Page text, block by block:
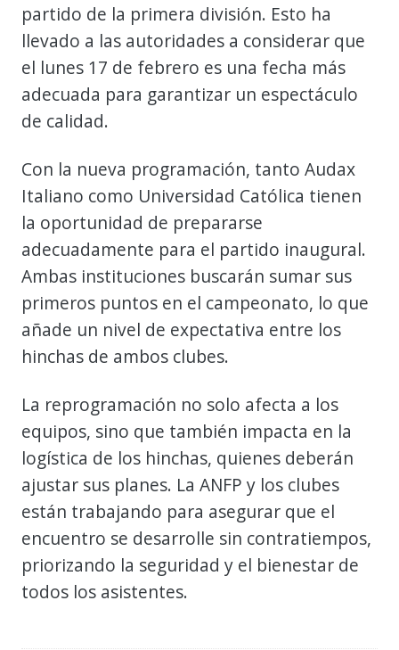
partido de la primera división. Esto ha
llevado a las autoridades a considerar que
el lunes 17 de febrero es una fecha más
adecuada para garantizar un espectáculo
de calidad.
Con la nueva programación, tanto Audax
Italiano como Universidad Católica tienen
la oportunidad de prepararse
adecuadamente para el partido inaugural.
Ambas instituciones buscarán sumar sus
primeros puntos en el campeonato, lo que
añade un nivel de expectativa entre los
hinchas de ambos clubes.
La reprogramación no solo afecta a los
equipos, sino que también impacta en la
logística de los hinchas, quienes deberán
ajustar sus planes. La ANFP y los clubes
están trabajando para asegurar que el
encuentro se desarrolle sin contratiempos,
priorizando la seguridad y el bienestar de
todos los asistentes.